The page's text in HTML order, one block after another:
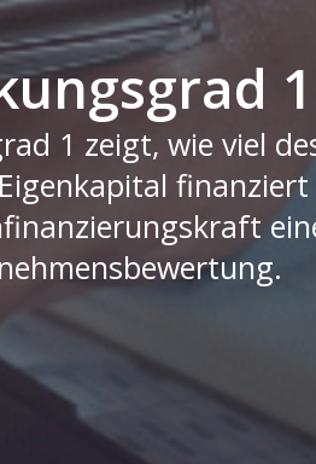
1 zeigt, wie viel